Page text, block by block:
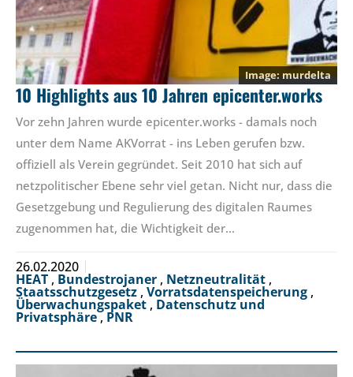
murdelta
10 Highlights aus 10 Jahren epicenter.works
Vor zehn Jahren wurde epicenter.works - damals noch
unter dem Name AKVorrat - ins Leben gerufen bzw.
offiziell als Verein gegründet. Seit 2010 hat sich auf
netzpolitischer Ebene sehr viel getan. Nicht nur, dass die
Gesetzgebung und Regulierung des digitalen Raumes
zugenommen hat, die Wichtigkeit der…
26.02.2020
HEAT , Bundestrojaner , Netzneutralität ,
Staatsschutzgesetz , Vorratsdatenspeicherung ,
Überwachungspaket , Datenschutz und
Privatsphäre,PNR